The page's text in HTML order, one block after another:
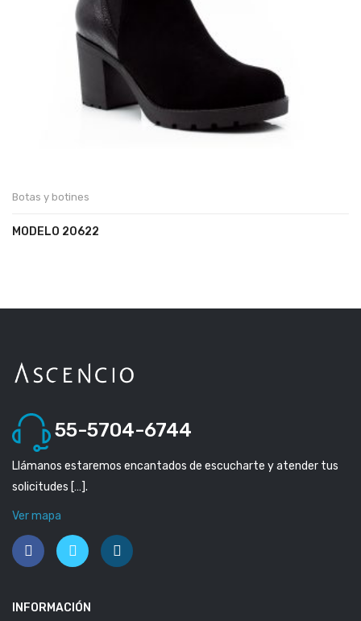
Botas y botines
MODELO 20622
55-5704-6744
Llámanos estaremos encantados de escucharte y atender tus
solicitudes […].
Ver mapa
INFORMACIÓN